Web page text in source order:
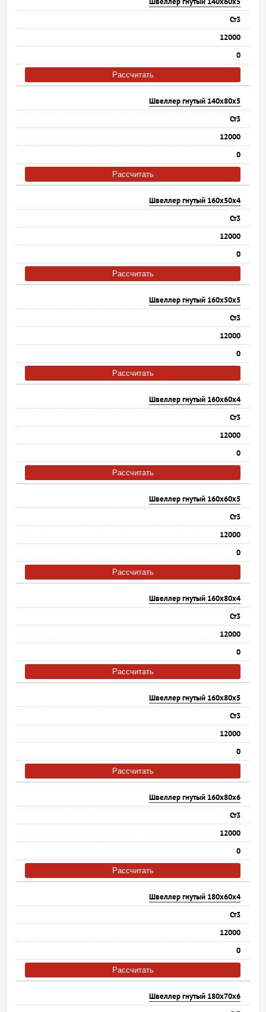
Ст3
12000
0
Рассчитать
Швеллер гнутый 140х80х5
Ст3
12000
0
Рассчитать
Швеллер гнутый 160х50х4
Ст3
12000
0
Рассчитать
Швеллер гнутый 160х50х5
Ст3
12000
0
Рассчитать
Швеллер гнутый 160х60х4
Ст3
12000
0
Рассчитать
Швеллер гнутый 160х60х5
Ст3
12000
0
Рассчитать
Швеллер гнутый 160х80х4
Ст3
12000
0
Рассчитать
Швеллер гнутый 160х80х5
Ст3
12000
0
Рассчитать
Швеллер гнутый 160х80х6
Ст3
12000
0
Рассчитать
Швеллер гнутый 180х60х4
Ст3
12000
0
Рассчитать
Швеллер гнутый 180х70х6